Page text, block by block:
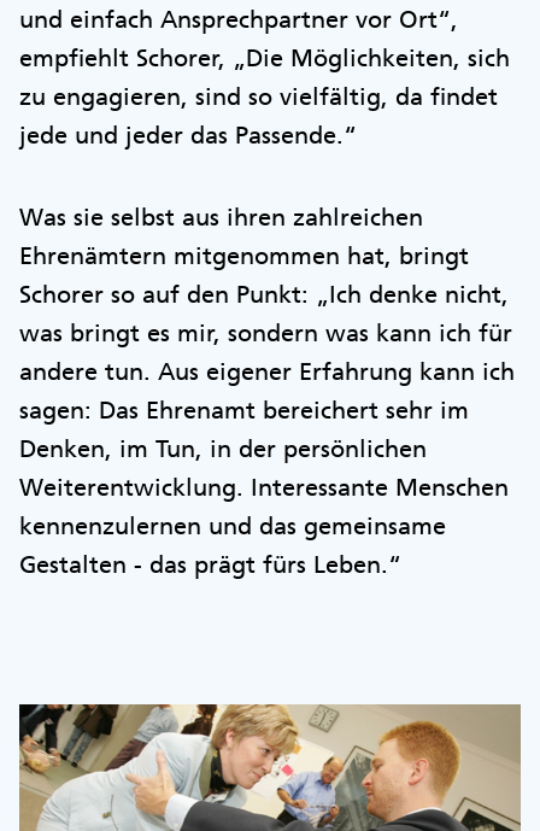
und einfach Ansprechpartner vor Ort“,
empfiehlt Schorer, „Die Möglichkeiten, sich
zu engagieren, sind so vielfältig, da findet
jede und jeder das Passende.“
Was sie selbst aus ihren zahlreichen
Ehrenämtern mitgenommen hat, bringt
Schorer so auf den Punkt: „Ich denke nicht,
was bringt es mir, sondern was kann ich für
andere tun. Aus eigener Erfahrung kann ich
sagen: Das Ehrenamt bereichert sehr im
Denken, im Tun, in der persönlichen
Weiterentwicklung. Interessante Menschen
kennenzulernen und das gemeinsame
Gestalten - das prägt fürs Leben.“